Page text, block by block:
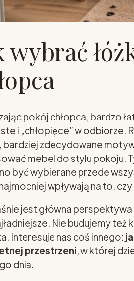
wybrać
pokój chłopca, bardzo
i „chłopięce” w odbiorze.
bardziej zdecydowane
mebel do stylu pokoju.
być wybierane przede
wpływają na to,
jest główna
Nie budujemy
Interesuje nas coś innego:
przestrzeni, w której
dnia.